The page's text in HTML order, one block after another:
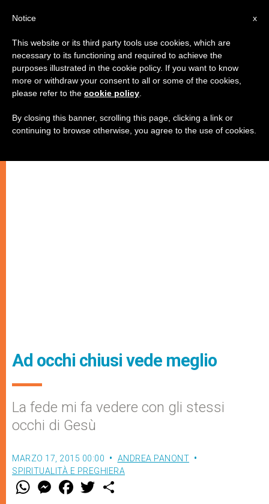
Ad occhi chiusi vede meglio
La fede mi fa vedere con gli stessi
occhi di Gesù
MARZO 17, 2015 00:00
ANDREA PANONT
SPIRITUALITÀ E PREGHIERA
W M
e
F
a w
x
Notice
This website or its third party tools use cookies, which are
necessary to its functioning and required to achieve the
purposes illustrated in the cookie policy. If you want to know
more or withdraw your consent to all or some of the cookies,
please refer to the cookie policy
By closing this banner, scrolling this page, clicking a link or
continuing to browse otherwise, you agree to the use of cookies.